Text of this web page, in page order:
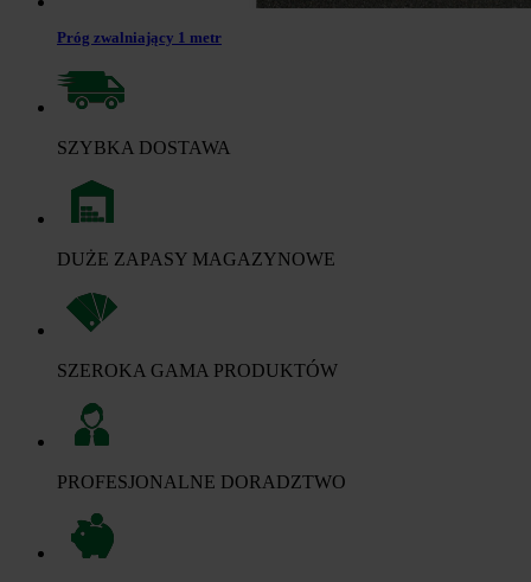
Próg zwalniający 1 metr
SZYBKA DOSTAWA
DUŻE ZAPASY MAGAZYNOWE
SZEROKA GAMA PRODUKTÓW
PROFESJONALNE DORADZTWO